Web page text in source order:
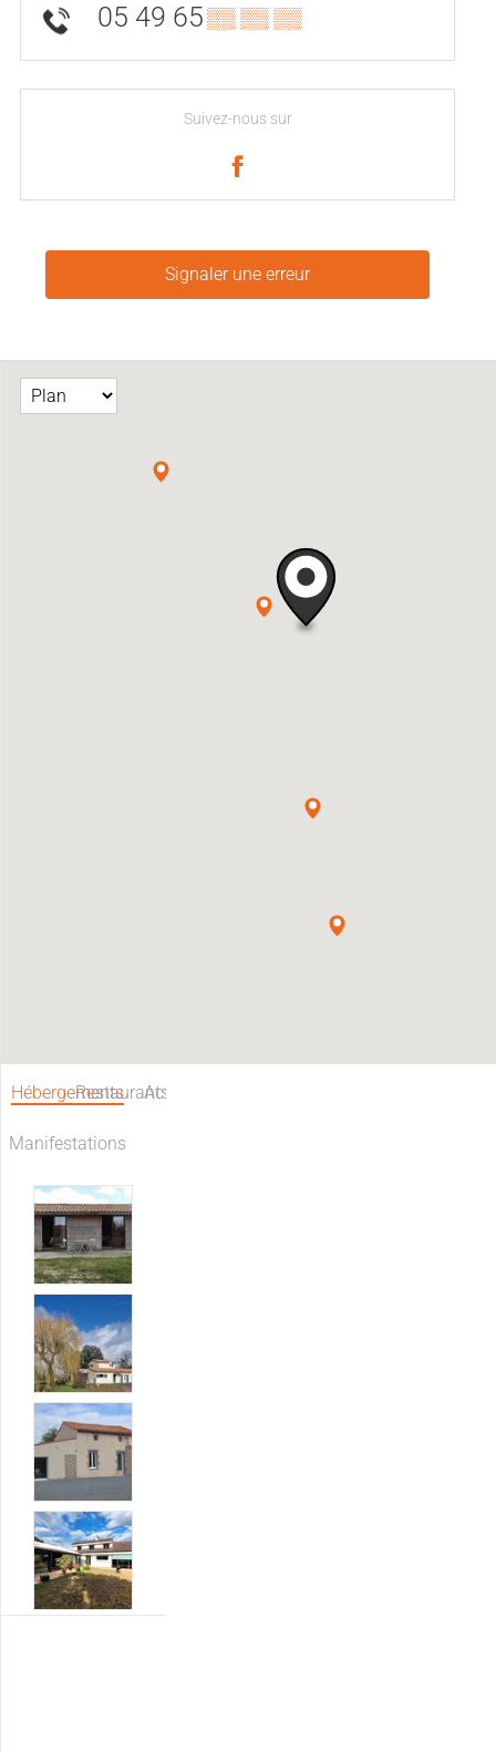
05 49 65▒▒ ▒▒ ▒▒
Suivez-nous sur
Signaler une erreur
Hébergements
RestaurantsActivités
Manifestations